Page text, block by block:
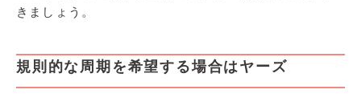
きましょう。
規則的な周期を希望する場合はヤーズ